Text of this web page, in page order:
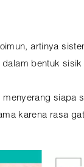
artinya
bentuk
siapa
karena rasa